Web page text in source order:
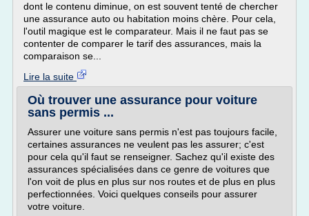
dont le contenu diminue, on est souvent tenté de chercher
une assurance auto ou habitation moins chère. Pour cela,
l'outil magique est le comparateur. Mais il ne faut pas se
contenter de comparer le tarif des assurances, mais la
comparaison se...
Lire la suite
Où trouver une assurance pour voiture
sans permis ...
Assurer une voiture sans permis n'est pas toujours facile,
certaines assurances ne veulent pas les assurer; c'est
pour cela qu'il faut se renseigner. Sachez qu'il existe des
assurances spécialisées dans ce genre de voitures que
l'on voit de plus en plus sur nos routes et de plus en plus
perfectionnées. Voici quelques conseils pour assurer
votre voiture.